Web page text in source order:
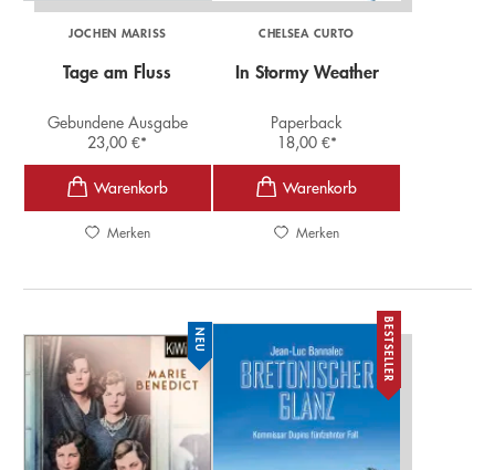
JOCHEN MARISS
Tage am Fluss
Gebundene Ausgabe
23,00€*
Merken
CHELSEA CURTO
In Stormy Weather
Paperback
18,00 €*
Merken
NEU BESTSELLER